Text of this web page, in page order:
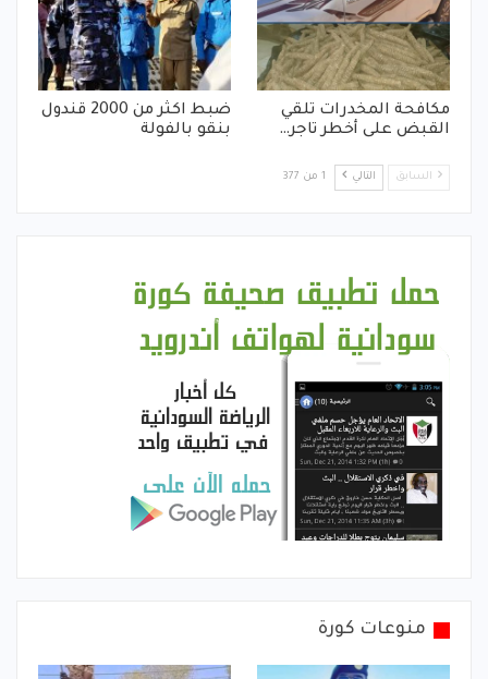
مكافحة المخدرات تلقي
القبض على أخطر تاجر…
ضبط اكثر من 2000 قندول
بنقو بالفولة
السابق التالي 1 من 377
منوعات كورة